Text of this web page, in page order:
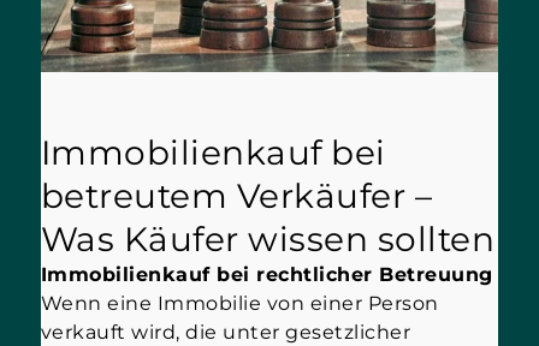
Immobilienkauf bei
betreutem Verkäufer –
Was Käufer wissen sollten
Immobilienkauf bei rechtlicher Betreuung
Wenn eine Immobilie von einer Person
verkauft wird, die unter gesetzlicher